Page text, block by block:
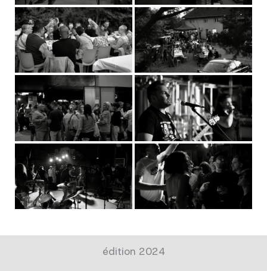
édition 2024